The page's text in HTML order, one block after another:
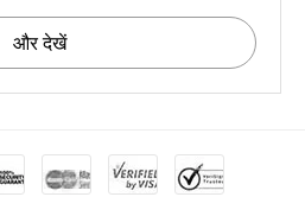
और देखें